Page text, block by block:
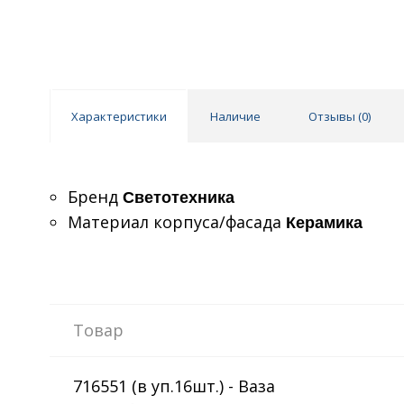
Характеристики Наличие Отзывы (0)
Бренд Светотехника
Материал корпуса/фасада Керамика
Товар
716551 (в уп.16шт.) - Ваза